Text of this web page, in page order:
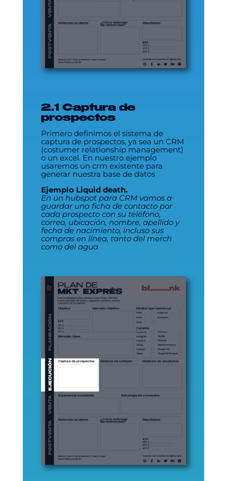
2.1 Captura de
prospectos
Primero definimos el sistema de
captura de prospectos, ya sea un CRM
(costumer relationship management)
o un excel. En nuestro ejemplo
usaremos un crm existente para
generar nuestra base de datos
Ejemplo Liquid death.
En un hubspot para CRM vamos a
guardar una ficha de contacto por
cada prospecto con su teléfono,
correo, ubicación, nombre, apellido y
fecha de nacimiento, incluso sus
compras en línea, tanto del merch
como del agua